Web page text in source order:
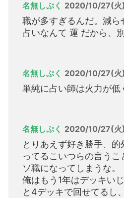
名無しぷく 2020/10/27(火
職が多すぎるんだ。減ら
占いなんて 運 だから、
名無しぷく 2020/10/27(火
単純に占い師は火力が低
名無しぷく 2020/10/27(火
とりあえず好き勝手、
ってるこいつらの言うこ
ソ職になってしまうな。
俺はもう1年はデッキい
と4デッキで回せてるし